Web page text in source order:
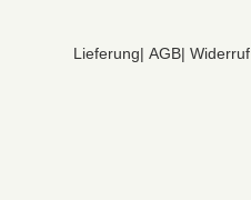
Lieferung| AGB| Widerruf